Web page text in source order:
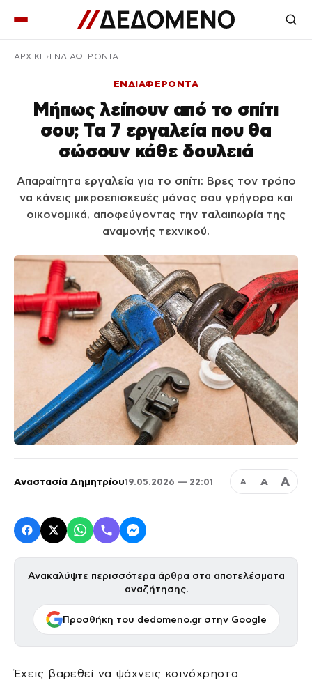
ΑΡΧΙΚΉ ΕΝΔΙΑΦΕΡΟΝΤΑ
ΕΝΔΙΑΦΕΡΟΝΤΑ
Μήπως λείπουν από το σπίτι
σου; Τα 7 εργαλεία που θα
σώσουν κάθε δουλειά
Απαραίτητα εργαλεία για το σπίτι: Βρες τον τρόπο
να κάνεις μικροεπισκευές μόνος σου γρήγορα και
οικονομικά, αποφεύγοντας την ταλαιπωρία της
αναμονής τεχνικού.
Αναστασία Δημητρίου19.05.2026 — 22:01 Α Α Α
Ανακαλύψτε περισσότερα άρθρα στα αποτελέσματα
αναζήτησης.
Προσθήκη του dedomeno.gr στην Google
Έχεις βαρεθεί να ψάχνεις κοινόχρηστο